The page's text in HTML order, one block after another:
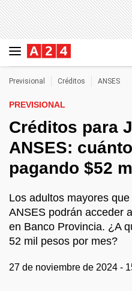
Previsional Créditos ANSES
PREVISIONAL
Créditos para
ANSES:
pagando $52
Los adultos mayores
ANSES podrán acceder
en Banco Provincia. ¿A
52 mil pesos por mes?
27 de noviembre de 2024 -